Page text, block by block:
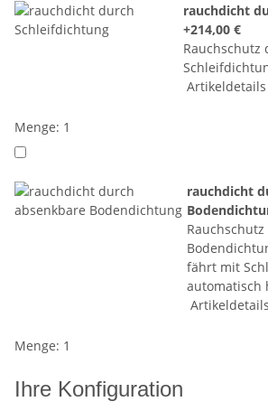
rauchdicht
+214,00 €
Rauchschutz
Artikeldetails
Menge: 1
rauchdicht
fährt mit
automatisch
Artikeldetails
Menge: 1
Ihre Konfiguration